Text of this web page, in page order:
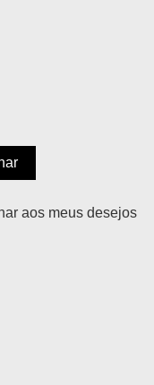
aos meus desejos